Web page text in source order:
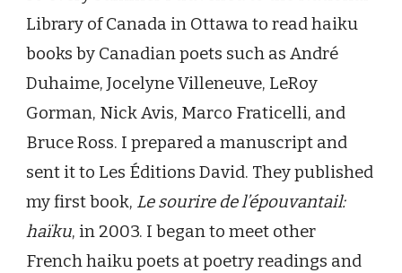
Library of Canada in Ottawa to read haiku
books by Canadian poets such as André
Duhaime, Jocelyne Villeneuve, LeRoy
Gorman, Nick Avis, Marco Fraticelli, and
Bruce Ross. I prepared a manuscript and
sent it to Les Éditions David. They published
my first book, Le sourire de l’épouvantail:
haïku, in 2003. I began to meet other
French haiku poets at poetry readings and